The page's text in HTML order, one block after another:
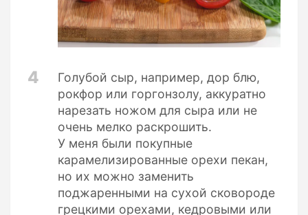
4
Голубой сыр, например, дор блю,
рокфор или горгонзолу, аккуратно
нарезать ножом для сыра или не
очень мелко раскрошить.
У меня были покупные
карамелизированные орехи пекан,
но их можно заменить
поджаренными на сухой сковороде
грецкими орехами, кедровыми или